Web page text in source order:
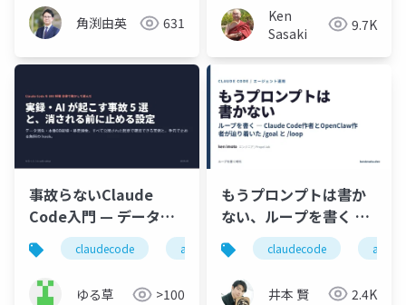
角渕由英 631
Ken
Sasaki
9.7K
事故らないClaude
Code入門 — データ消
失・暴走・無断課金を
防ぐ実例5選と設定
claudecode ai 生成ai データ消失
ゆる草 >100
もうプロンプトは書か
ない、ループを書く ―
Claude Code作者と
OpenClaw作者が辿り
着いた /goal と /loop
claudecode aiエ
井本 賢 2.4K